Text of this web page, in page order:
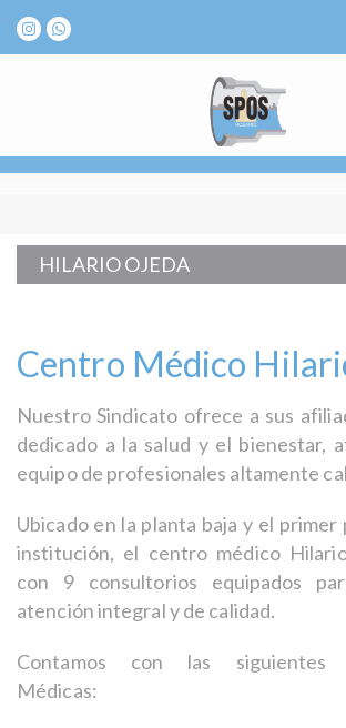
HILARIO OJEDA
Centro Médico
Nuestro Sindicato ofrece a sus
dedicado a la salud y el bienestar,
equipo de profesionales altamente
Ubicado en la planta baja y el primer
institución, el centro médico
con 9 consultorios equipados
atención integral y de calidad.
Contamos con las siguientes
Médicas: